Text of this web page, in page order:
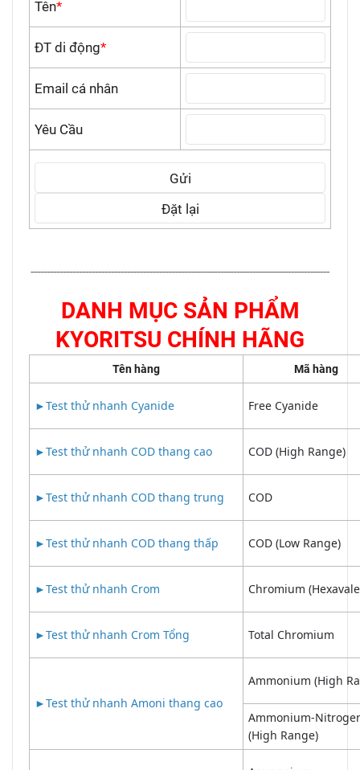
Tên*
ĐT di động*
Email cá nhân
Yêu Cầu
---------------------------------------------------------------------------------------------
DANH MỤC SẢN PHẨM
KYORITSU CHÍNH HÃNG
Tên hàng Mã hàng
►Test thử nhanh Cyanide Free Cyanide
►Test thử nhanh COD thang cao COD (High Range)
►Test thử nhanh COD thang trung COD
►Test thử nhanh COD thang thấp COD (Low Range)
►Test thử nhanh Crom Chromium
►Test thử nhanh Crom Tổng Total Chromium
►Test thử nhanh Amoni thang cao
Ammonium (High
Ammonium-
(High Range)